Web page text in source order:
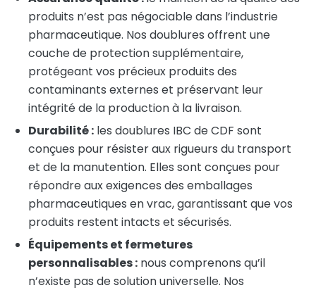
produits n’est pas négociable dans l’industrie
pharmaceutique. Nos doublures offrent une
couche de protection supplémentaire,
protégeant vos précieux produits des
contaminants externes et préservant leur
intégrité de la production à la livraison.
Durabilité : les doublures IBC de CDF sont
conçues pour résister aux rigueurs du transport
et de la manutention. Elles sont conçues pour
répondre aux exigences des emballages
pharmaceutiques en vrac, garantissant que vos
produits restent intacts et sécurisés.
Équipements et fermetures
personnalisables : nous comprenons qu’il
n’existe pas de solution universelle. Nos